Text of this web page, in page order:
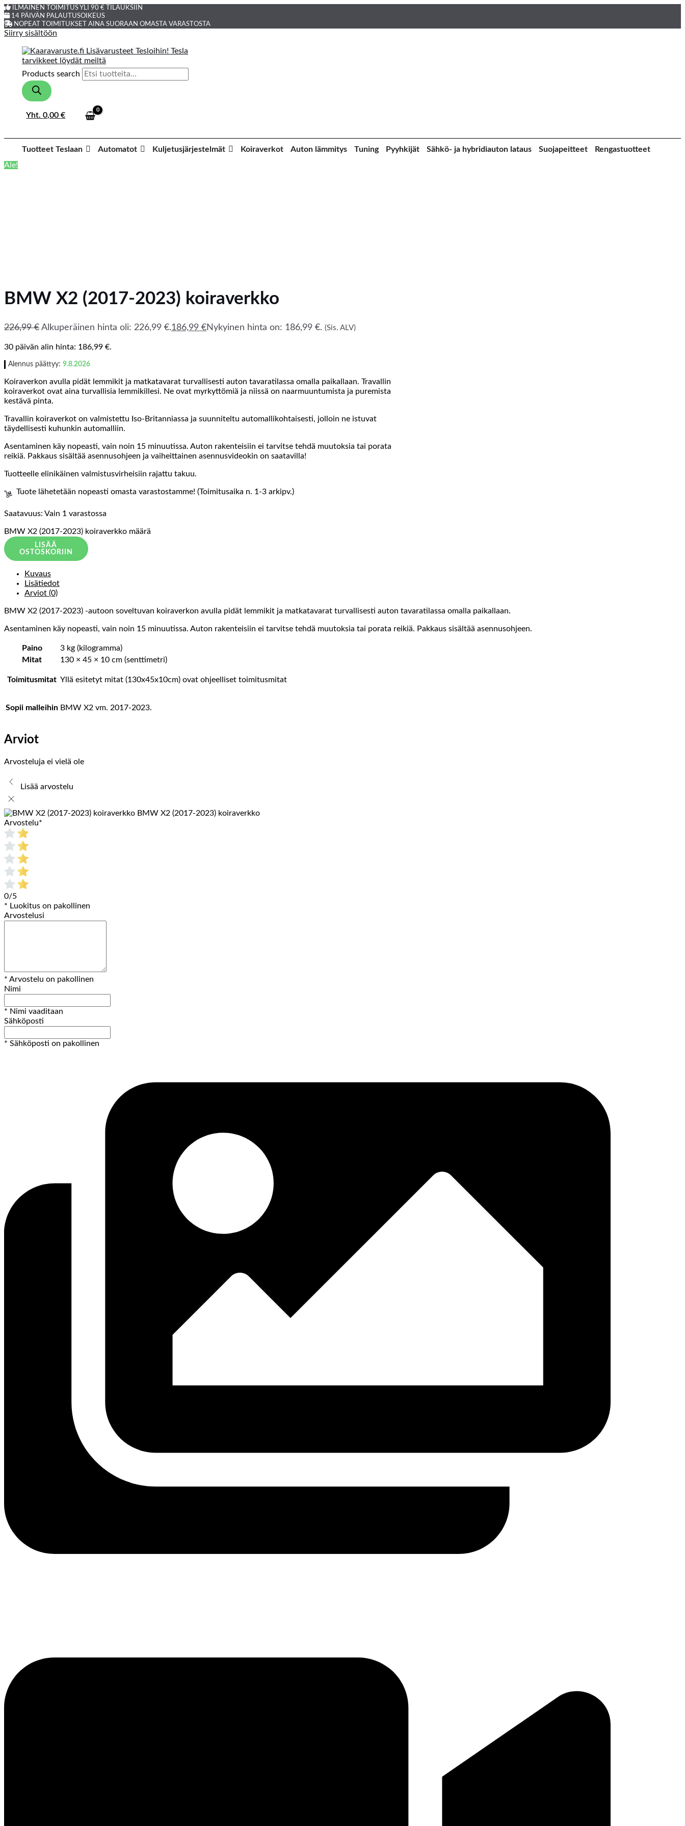
ILMAINEN TOIMITUS YLI 90 € TILAUKSIIN
14 PÄIVÄN PALAUTUSOIKEUS
NOPEAT TOIMITUKSET AINA SUORAAN OMASTA VARASTOSTA
Siirry sisältöön
Products search
Yht.0,00€
Tuotteet Teslaan Automatot Kuljetusjärjestelmät Koiraverkot Auton lämmitys Tuning Pyyhkijät Sähkö- ja hybridiauton lataus Suojapeitteet
Rengastuotteet
Ale!
BMW X2 (2017-2023) koiraverkko
226,99€ Alkuperäinen hinta oli: 226,99 €.186,99 €Nykyinen hinta on: 186,99 €. (Sis. ALV)
30 päivän alin hinta: 186,99 €.
Alennus päättyy: 9.8.2026
Koiraverkon avulla pidät lemmikit ja matkatavarat turvallisesti auton tavaratilassa omalla paikallaan. Travallin
koiraverkot ovat aina turvallisia lemmikillesi. Ne ovat myrkyttömiä ja niissä on naarmuuntumista ja puremista
kestävä pinta.
Travallin koiraverkot on valmistettu Iso-Britanniassa ja suunniteltu automallikohtaisesti, jolloin ne istuvat
täydellisesti kuhunkin automalliin.
Asentaminen käy nopeasti, vain noin 15 minuutissa. Auton rakenteisiin ei tarvitse tehdä muutoksia tai porata
reikiä. Pakkaus sisältää asennusohjeen ja vaiheittainen asennusvideokin on saatavilla!
Tuotteelle elinikäinen valmistusvirheisiin rajattu takuu.
Tuote lähetetään nopeasti omasta varastostamme! (Toimitusaika n. 1-3 arkipv.)
Saatavuus: Vain 1 varastossa
BMW X2 (2017-2023) koiraverkko määrä
LISÄÄ
OSTOSKORIIN
Kuvaus
Lisätiedot
Arviot (0)
BMW X2 (2017-2023) -autoon soveltuvan koiraverkon avulla pidät lemmikit ja matkatavarat turvallisesti auton tavaratilassa omalla paikallaan.
Asentaminen käy nopeasti, vain noin 15 minuutissa. Auton rakenteisiin ei tarvitse tehdä muutoksia tai porata reikiä. Pakkaus sisältää asennusohjeen.
Paino
3 kg (kilogramma)
Mitat
130 × 45 × 10 cm (senttimetri)
Toimitusmitat Yllä esitetyt mitat (130x45x10cm) ovat ohjeelliset toimitusmitat
Sopii malleihin BMW X2 vm. 2017-2023.
Arviot
Arvosteluja ei vielä ole
Lisää arvostelu
BMW X2 (2017-2023) koiraverkko
Arvostelu*
0/5
* Luokitus on pakollinen
Arvostelusi
* Arvostelu on pakollinen
Nimi
* Nimi vaaditaan
Sähköposti
* Sähköposti on pakollinen